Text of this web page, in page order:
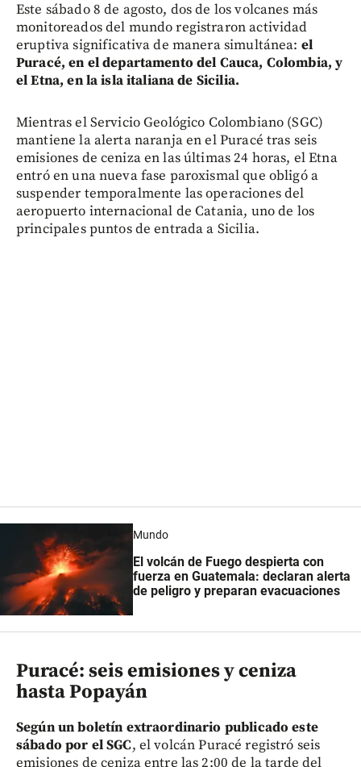
Este sábado 8 de agosto, dos de los volcanes más
monitoreados del mundo registraron actividad
eruptiva significativa de manera simultánea: el
Puracé, en el departamento del Cauca, Colombia, y
el Etna, en la isla italiana de Sicilia.
Mientras el Servicio Geológico Colombiano (SGC)
mantiene la alerta naranja en el Puracé tras seis
emisiones de ceniza en las últimas 24 horas, el Etna
entró en una nueva fase paroxismal que obligó a
suspender temporalmente las operaciones del
aeropuerto internacional de Catania, uno de los
principales puntos de entrada a Sicilia.
Mundo
El volcán de Fuego despierta con
fuerza en Guatemala: declaran alerta
de peligro y preparan evacuaciones
Puracé: seis emisiones y ceniza
hasta Popayán
Según un boletín extraordinario publicado este
sábado por el SGC, el volcán Puracé registró seis
emisiones de ceniza entre las 2:00 de la tarde del